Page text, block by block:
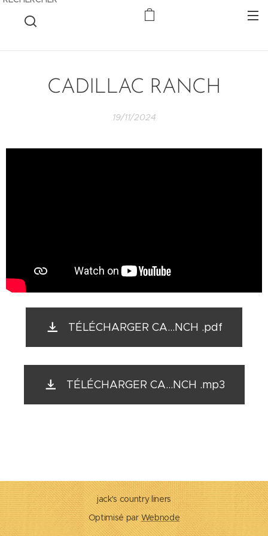
CADILLAC RANCH
19/11/2024
TÉLÉCHARGER CA...NCH .pdf
TÉLÉCHARGER CA...NCH .mp3
jack's country liners
Optimisé parWebnode